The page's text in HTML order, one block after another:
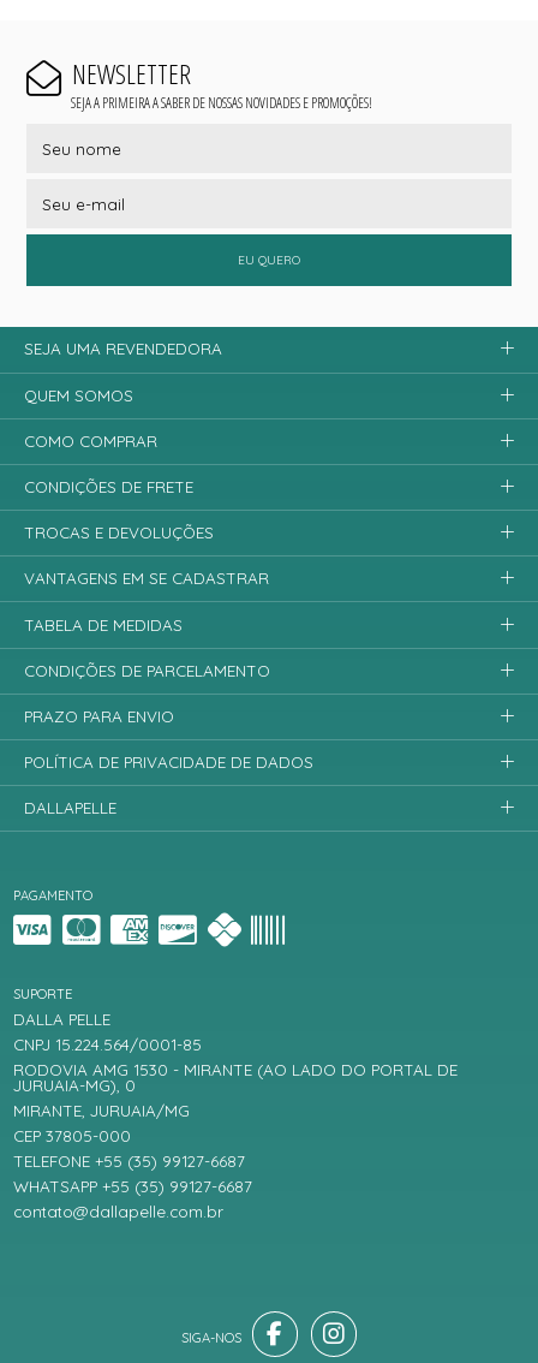
NEWSLETTER
SEJA A PRIMEIRA A SABER DE NOSSAS NOVIDADES E PROMOÇÕES!
EU QUERO
PAGAMENTO
SUPORTE
DALLA PELLE
CNPJ 15.224.564/0001-85
RODOVIA AMG 1530 - MIRANTE (AO LADO DO PORTAL DE
JURUAIA-MG), 0
MIRANTE, JURUAIA/MG
CEP 37805-000
TELEFONE +55 (35) 99127-6687
WHATSAPP +55 (35) 99127-6687
contato@dallapelle.com.br
SEJA UMA REVENDEDORA
QUEM SOMOS
COMO COMPRAR
CONDIÇÕES DE FRETE
TROCAS E DEVOLUÇÕES
VANTAGENS EM SE CADASTRAR
TABELA DE MEDIDAS
CONDIÇÕES DE PARCELAMENTO
PRAZO PARA ENVIO
POLÍTICA DE PRIVACIDADE DE DADOS
DALLAPELLE